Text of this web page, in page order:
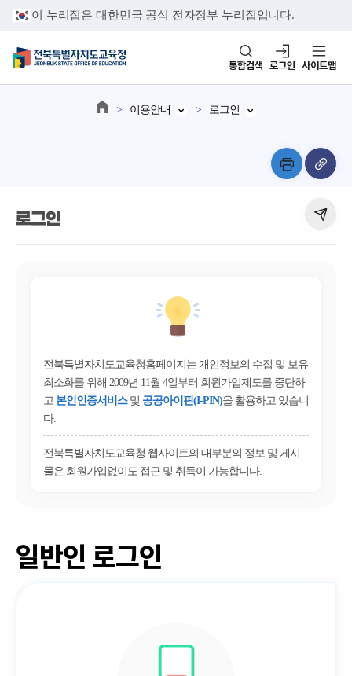
이 누리집은 대한민국 공식 전자정부 누리집입니다.
통합검색 로그인 사이트맵
이용안내 로그인
로그인
전북특별자치도교육청홈페이지는 개인정보의 수집 및 보유
최소화를 위해 2009년 11월 4일부터 회원가입제도를 중단하
고 본인인증서비스 및 공공아이핀(I-PIN)을 활용하고 있습니
다.
전북특별자치도교육청 웹사이트의 대부분의 정보 및 게시
물은 회원가입없이도 접근 및 취득이 가능합니다.
일반인 로그인